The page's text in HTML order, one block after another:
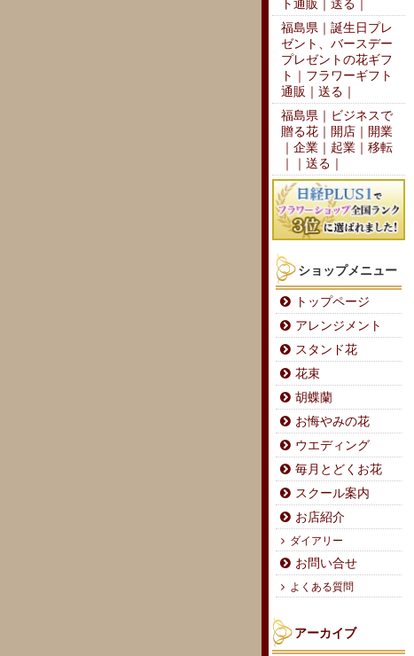
ト通販｜送る｜
福島県｜誕生日プレ
ゼント、バースデー
プレゼントの花ギフ
ト｜フラワーギフト
通販｜送る｜
福島県｜ビジネスで
贈る花｜開店｜開業
｜企業｜起業｜移転
｜｜送る｜
ショップメニュー
トップページ
アレンジメント
スタンド花
花束
胡蝶蘭
お悔やみの花
ウエディング
毎月とどくお花
スクール案内
お店紹介
ダイアリー
お問い合せ
よくある質問
アーカイブ